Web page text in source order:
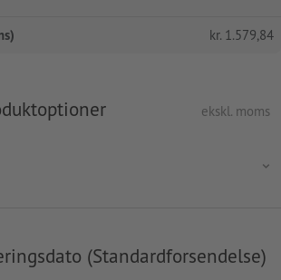
kr. 1.579,84
ekskl. moms
(Standardforsendelse)